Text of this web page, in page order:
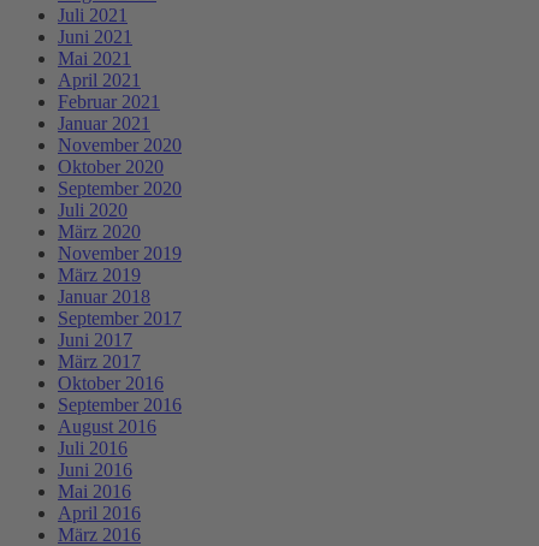
Juli 2021
Juni 2021
Mai 2021
April 2021
Februar 2021
Januar 2021
November 2020
Oktober 2020
September 2020
Juli 2020
März 2020
November 2019
März 2019
Januar 2018
September 2017
Juni 2017
März 2017
Oktober 2016
September 2016
August 2016
Juli 2016
Juni 2016
Mai 2016
April 2016
März 2016